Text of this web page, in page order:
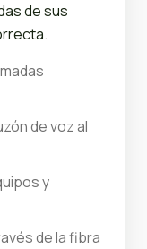
de sus
de voz al
y
de la fibra